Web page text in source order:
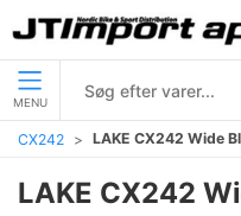
MENU
CX242 LAKE CX242 Wide
LAKE CX242